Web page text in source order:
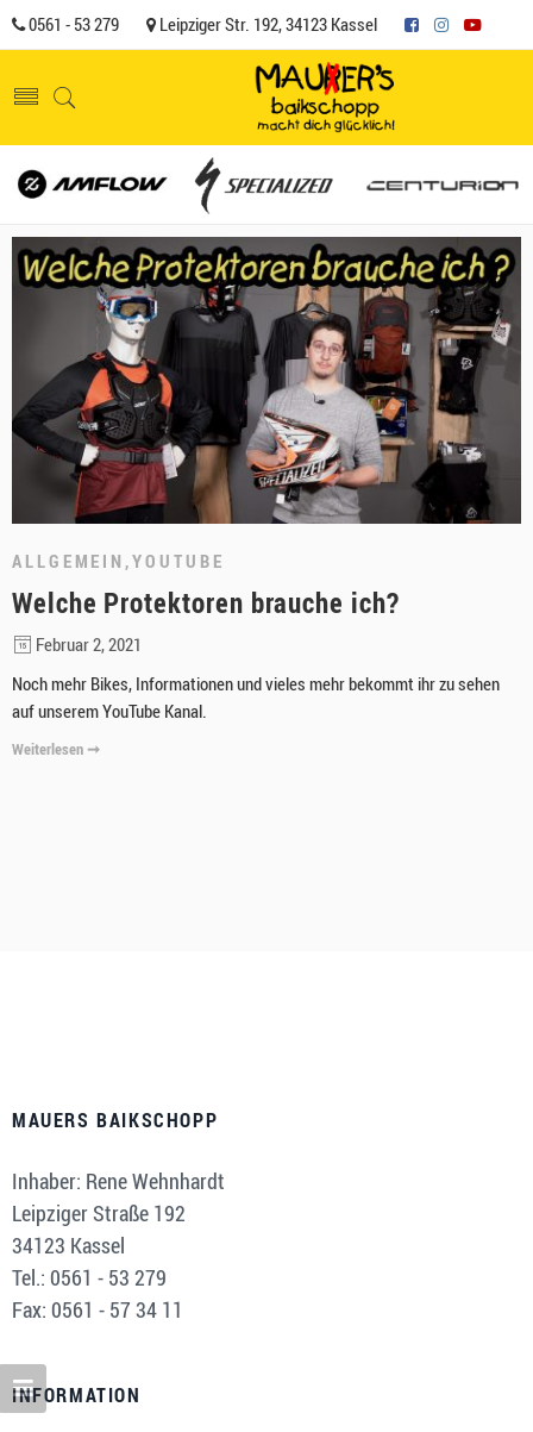
0561 - 53 279 Leipziger Str. 192, 34123 Kassel
ALLGEMEIN ,YOUTUBE
Welche Protektoren brauche ich?
Februar 2, 2021
Noch mehr Bikes, Informationen und vieles mehr bekommt ihr zu sehen
auf unserem YouTube Kanal.
Weiterlesen ➞
MAUERS BAIKSCHOPP
Inhaber: Rene Wehnhardt
Leipziger Straße 192
34123 Kassel
Tel.: 0561 - 53 279
Fax: 0561 - 57 34 11
INFORMATION